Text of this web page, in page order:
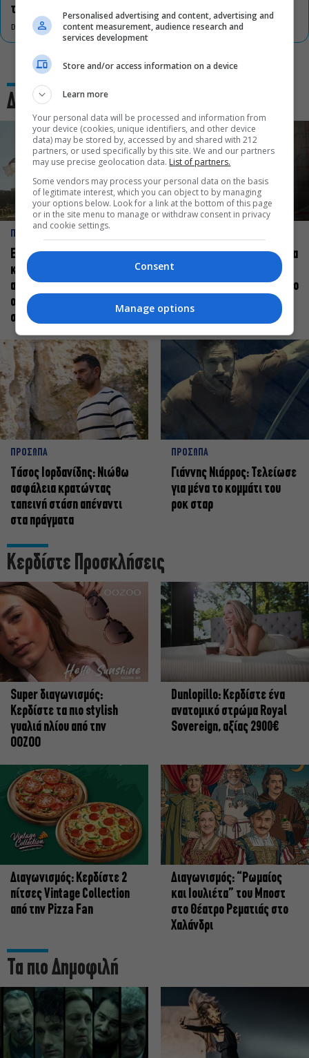
τον πολιτισμό
DON'T MISS
Δες και αυτό
ΠΡΟΣΩΠΑ
Ελεάνα Ανδρεούδη: Κάθε
καλλιτέχνης όταν
ανεβαίνει στη σκηνή
οφείλει να αισθάνεται
σταρ
Βαγγέλης Μπίκος: Έμαθα να
δίνω αξία στο ποιος είμαι
πάνω στη σκηνή και όχι στο
πως χορεύω
ΠΡΟΣΩΠΑ
Tάσος Ιορδανίδης: Νιώθω
ασφάλεια κρατώντας
ταπεινή στάση απέναντι
στα πράγματα
ΠΡΟΣΩΠΑ
Γιάννης Νιάρρος: Τελείωσε
για μένα το κομμάτι του
ροκ σταρ
Κερδίστε Προσκλήσεις
Super διαγωνισμός:
Κερδίστε τα πιο stylish
γυαλιά ηλίου από την
OOZOO
Dunlopillo: Κερδίστε ένα
ανατομικό στρώμα Royal
Sovereign, αξίας 2900€
Διαγωνισμός: Κερδίστε 2
πίτσες Vintage Collection
από την Pizza Fan
Διαγωνισμός: “Ρωμαίος
και Ιουλιέτα” του Μποστ
στο Θέατρο Ρεματιάς στο
Χαλάνδρι
Τα πιο Δημοφιλή
Personalised advertising and content, advertising and
content measurement, audience research and
services development
Store and/or access information on a device
Learn more
Your personal data will be processed and information from
your device (cookies, unique identifiers, and other device
data) may be stored by, accessed by and shared with 212
partners, or used specifically by this site. We and our partners
may use precise geolocation data. List of partners.
Some vendors may process your personal data on the basis
of legitimate interest, which you can object to by managing
your options below. Look for a link at the bottom of this page
or in the site menu to manage or withdraw consent in privacy
and cookie settings.
Consent
Manage options